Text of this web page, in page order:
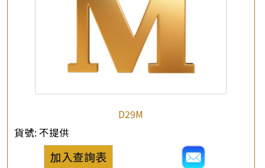
產品查詢
* 你的名字
D29M
貨號: 不提供
加入查詢表